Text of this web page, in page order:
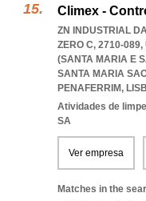
Climex -
ZN INDUSTRIAL
ZERO C, 2710-
(SANTA MARIA E
SANTA MARIA
PENAFERRIM,
Atividades de
SA
Ver empresa
Matches in the